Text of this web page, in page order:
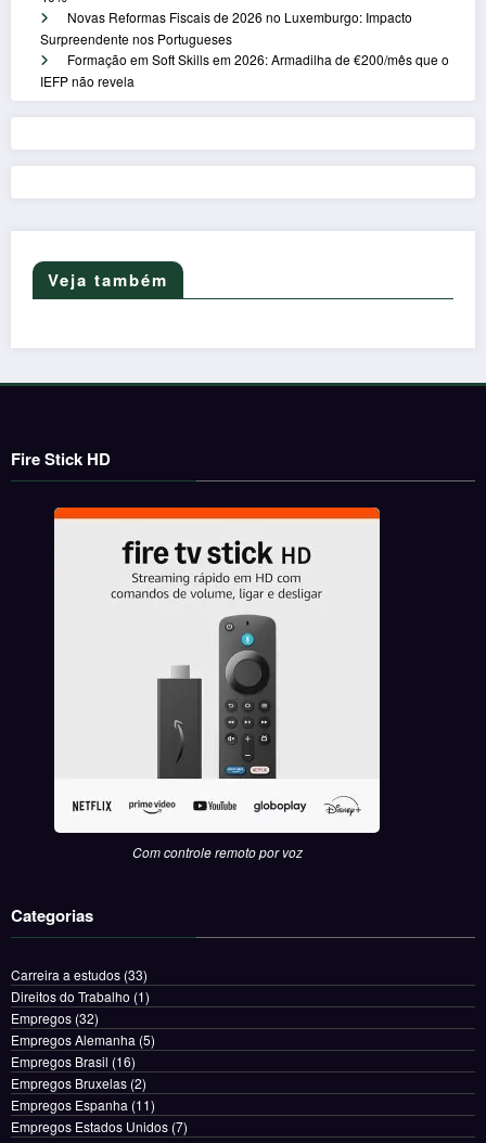
Novas Reformas Fiscais de 2026 no Luxemburgo: Impacto
Surpreendente nos Portugueses
Formação em Soft Skills em 2026: Armadilha de €200/mês que o
IEFP não revela
Veja também
Fire Stick HD
Com controle remoto por voz
Categorias
Carreira a estudos (33)
Direitos do Trabalho (1)
Empregos (32)
Empregos Alemanha (5)
Empregos Brasil (16)
Empregos Bruxelas (2)
Empregos Espanha (11)
Empregos Estados Unidos (7)